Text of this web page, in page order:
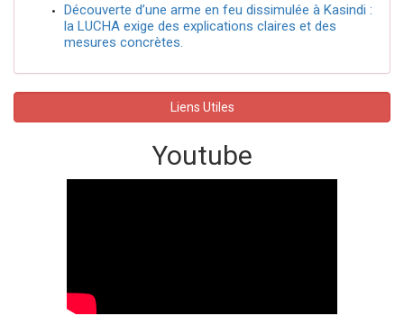
Découverte d’une arme en feu dissimulée à Kasindi :
la LUCHA exige des explications claires et des
mesures concrètes.
Liens Utiles
Youtube